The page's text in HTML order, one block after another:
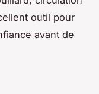
outil pour
avant de